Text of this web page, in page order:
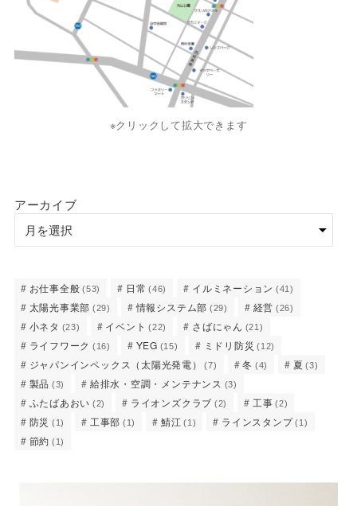
※クリックして拡大できます
アーカイブ
お仕事全般 (53) 日常 (46) イルミネーション (41)
太陽光事業部 (29) 情報システム部 (29) 経営 (26)
小ネタ (23) イベント (22) さばにゃん (21)
ライフワーク (16) YEG (15) ミドリ防災 (12)
ジャパンインペックス（太陽光発電） (7) 冬 (4) 夏 (3)
製品 (3) 給排水・空調・メンテナンス (3)
ふたばあおい (2) ライオンズクラブ (2) 工事 (2)
防災 (1) 工事部 (1) 鯖江 (1) ラインスタンプ (1)
節約 (1)